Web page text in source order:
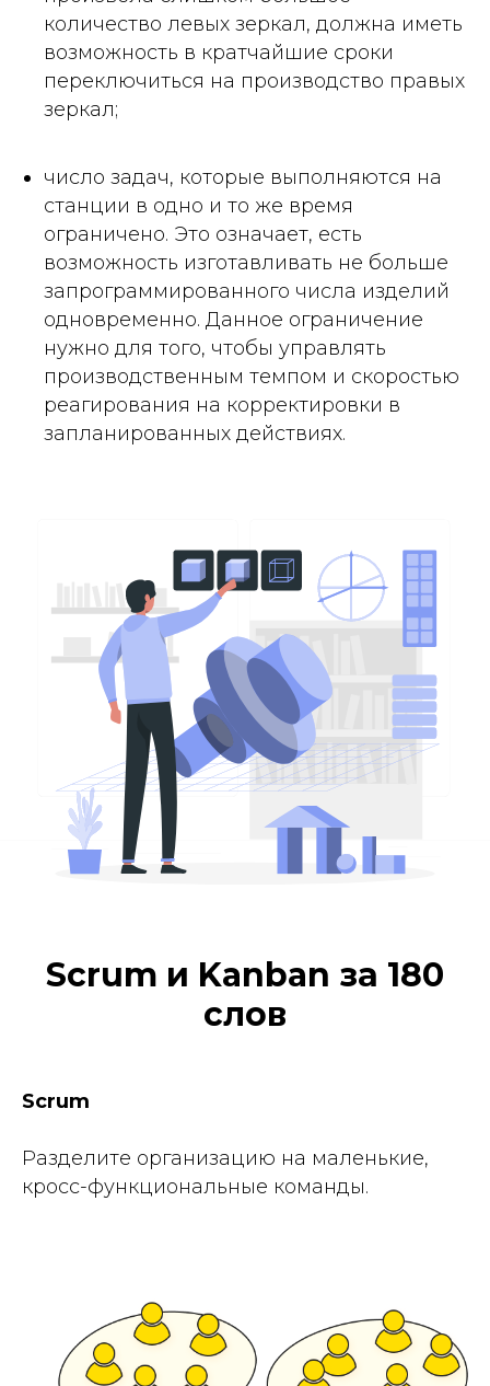
количество левых зеркал, должна иметь
возможность в кратчайшие сроки
переключиться на производство правых
зеркал;
число задач, которые выполняются на
станции в одно и то же время
ограничено. Это означает, есть
возможность изготавливать не больше
запрограммированного числа изделий
одновременно. Данное ограничение
нужно для того, чтобы управлять
производственным темпом и скоростью
реагирования на корректировки в
запланированных действиях.
Scrum и Kanban за 180
слов
Scrum
Разделите организацию на маленькие,
кросс-функциональные команды.